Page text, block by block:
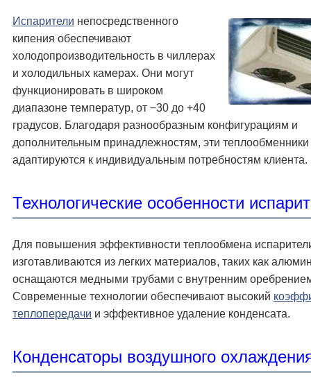
Испарители непосредственного
кипения обеспечивают
холодопроизводительность в чиллерах
и холодильных камерах. Они могут
функционировать в широком
диапазоне температур, от −30 до +40
градусов. Благодаря разнообразным конфигурациям и
дополнительным принадлежностям, эти теплообменники
адаптируются к индивидуальным потребностям клиента.
Технологические особенности
Для повышения эффективности теплообмена
изготавливаются из легких материалов, таких как
оснащаются медными трубами с внутренним
Современные технологии обеспечивают высокий
теплопередачи и эффективное удаление конденсата.
Конденсаторы воздушного